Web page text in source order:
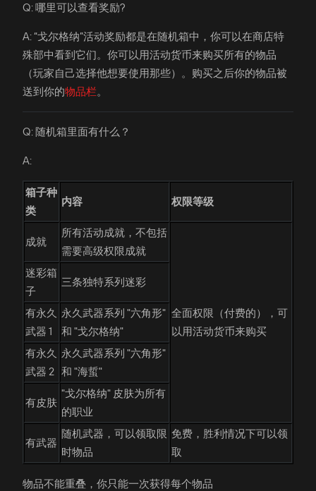
Q: 哪里可以查看奖励?
A: “戈尔格纳”活动奖励都是在随机箱中，你可以在商店特
殊部中看到它们。你可以用活动货币来购买所有的物品
（玩家自己选择他想要使用那些）。购买之后你的物品被
送到你的物品栏。
Q: 随机箱里面有什么？
A:
箱子种
类
内容 权限等级
成就
所有活动成就，不包括
需要高级权限成就
全面权限（付费的），可
以用活动货币来购买
迷彩箱
子
三条独特系列迷彩
有永久
武器 1
永久武器系列 "六角形"
和 "戈尔格纳"
有永久
武器 2
永久武器系列 "六角形"
和 "海蜇"
有皮肤
"戈尔格纳" 皮肤为所有
的职业
有武器
随机武器，可以领取限
时物品
免费，胜利情况下可以领
取
物品不能重叠，你只能一次获得每个物品